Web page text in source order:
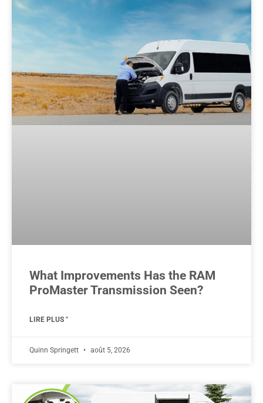
What Improvements Has the RAM
ProMaster Transmission Seen?
LIRE PLUS "
Quinn Springett août 5, 2026